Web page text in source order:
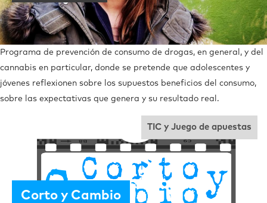
Programa de prevención de consumo de drogas, en general, y del
cannabis en particular, donde se pretende que adolescentes y
jóvenes reflexionen sobre los supuestos beneficios del consumo,
sobre las expectativas que genera y su resultado real.
Corto y Cambio
TIC y Juego de apuestas